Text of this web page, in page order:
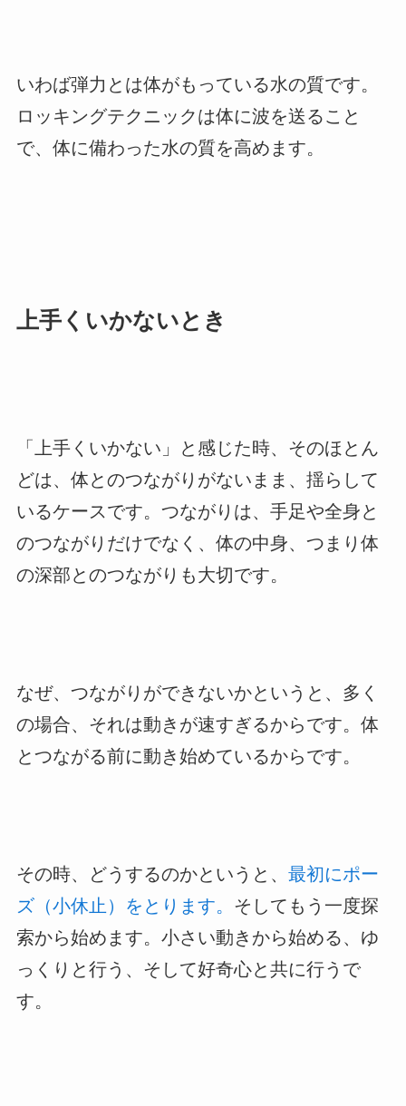
いわば弾力とは体がもっている水の質です。
ロッキングテクニックは体に波を送ること
で、体に備わった水の質を高めます。
上手くいかないとき
「上手くいかない」と感じた時、そのほとん
どは、体とのつながりがないまま、揺らして
いるケースです。つながりは、手足や全身と
のつながりだけでなく、体の中身、つまり体
の深部とのつながりも大切です。
なぜ、つながりができないかというと、多く
の場合、それは動きが速すぎるからです。体
とつながる前に動き始めているからです。
その時、どうするのかというと、 最初にポー
ズ（小休止）をとります。 そしてもう一度探
索から始めます。小さい動きから始める、ゆ
っくりと行う、そして好奇心と共に行うで
す。